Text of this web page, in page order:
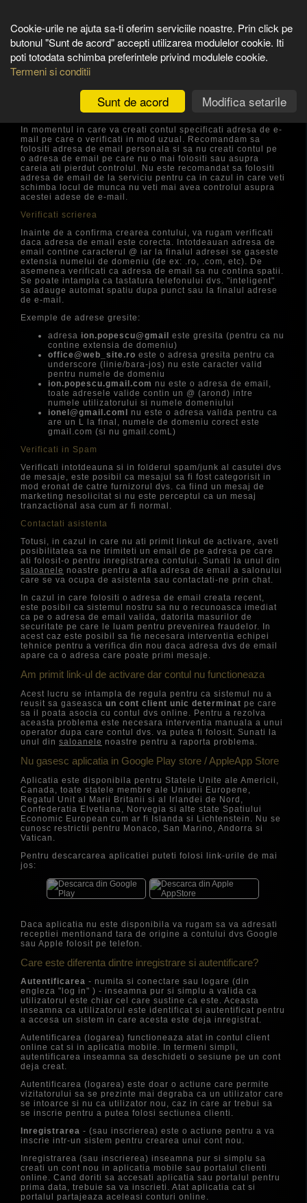
Cookie-urile ne ajuta sa-ti oferim serviciile noastre. Prin click pe
butonul "Sunt de acord" accepti utilizarea modulelor cookie. Iti
poti totodata schimba preferintele privind modulele cookie.
Termeni si conditii
Modifica setarile
Sunt de acord
Intrebari frecvente
Nu am primit link-ul pentru confirmarea adresei de email
In momentul in care va creati contul specificati adresa de e-
mail pe care o verificati in mod uzual. Recomandam sa
folositi adresa de email personala si sa nu creati contul pe
o adresa de email pe care nu o mai folositi sau asupra
careia ati pierdut controlul. Nu este recomandat sa folositi
adresa de email de la serviciu pentru ca in cazul in care veti
schimba locul de munca nu veti mai avea controlul asupra
acestei adese de e-mail.
Verificati scrierea
Inainte de a confirma crearea contului, va rugam verificati
daca adresa de email este corecta. Intotdeauan adresa de
email contine caracterul @ iar la finalul adresei se gaseste
extensia numelui de domeniu (de ex: .ro, .com, etc). De
asemenea verificati ca adresa de email sa nu contina spatii.
Se poate intampla ca tastatura telefonului dvs. "inteligent"
sa adauge automat spatiu dupa punct sau la finalul adrese
de e-mail.
Exemple de adrese gresite:
adresa ion.popescu@gmail este gresita (pentru ca nu
contine extensia de domeniu)
office@web_site.ro este o adresa gresita pentru ca
underscore (linie/bara-jos) nu este caracter valid
pentru numele de domeniu
ion.popescu.gmail.com nu este o adresa de email,
toate adresele valide contin un @ (arond) intre
numele utilizatorului si numele domeniului
ionel@gmail.coml nu este o adresa valida pentru ca
are un L la final, numele de domeniu corect este
gmail.com (si nu gmail.comL)
Verificati in Spam
Verificati intotdeauna si in folderul spam/junk al casutei dvs
de mesaje, este posibil ca mesajul sa fi fost categorisit in
mod eronat de catre furnizorul dvs. ca fiind un mesaj de
marketing nesolicitat si nu este perceptul ca un mesaj
tranzactional asa cum ar fi normal.
Contactati asistenta
Totusi, in cazul in care nu ati primit linkul de activare, aveti
posibilitatea sa ne trimiteti un email de pe adresa pe care
ati folosit-o pentru inregistrarea contului. Sunati la unul din
saloanele noastre pentru a afla adresa de email a salonului
care se va ocupa de asistenta sau contactati-ne prin chat.
In cazul in care folositi o adresa de email creata recent,
este posibil ca sistemul nostru sa nu o recunoasca imediat
ca pe o adresa de email valida, datorita masurilor de
securitate pe care le luam pentru prevenirea fraudelor. In
acest caz este posibil sa fie necesara interventia echipei
tehnice pentru a verifica din nou daca adresa dvs de email
apare ca o adresa care poate primi mesaje.
Am primit link-ul de activare dar contul nu functioneaza
Acest lucru se intampla de regula pentru ca sistemul nu a
reusit sa gaseasca un cont client unic determinat pe care
sa il poata asocia cu contul dvs online. Pentru a rezolva
aceasta problema este necesara interventia manuala a unui
operator dupa care contul dvs. va putea fi folosit. Sunati la
unul din saloanele noastre pentru a raporta problema.
Nu gasesc aplicatia in Google Play store / AppleApp Store
Aplicatia este disponibila pentru Statele Unite ale Americii,
Canada, toate statele membre ale Uniunii Europene,
Regatul Unit al Marii Britanii si al Irlandei de Nord,
Confederatia Elvetiana, Norvegia si alte state Spatiului
Economic European cum ar fi Islanda si Lichtenstein. Nu se
cunosc restrictii pentru Monaco, San Marino, Andorra si
Vatican.
Pentru descarcarea aplicatiei puteti folosi link-urile de mai
jos:
Daca aplicatia nu este disponibila va rugam sa va adresati
receptiei mentionand tara de origine a contului dvs Google
sau Apple folosit pe telefon.
Care este diferenta dintre inregistrare si autentificare?
Autentificarea - numita si conectare sau logare (din
engleza "log in" ) - inseamna pur si simplu a valida ca
utilizatorul este chiar cel care sustine ca este. Aceasta
inseamna ca utilizatorul este identificat si autentificat pentru
a accesa un sistem in care acesta este deja inregistrat.
Autentificarea (logarea) functioneaza atat in contul client
online cat si in aplicatia mobile. In termeni simpli,
autentificarea inseamna sa deschideti o sesiune pe un cont
deja creat.
Autentificarea (logarea) este doar o actiune care permite
vizitatorului sa se prezinte mai degraba ca un utilizator care
se intoarce si nu ca utilizator nou, caz in care ar trebui sa
se inscrie pentru a putea folosi sectiunea clienti.
Inregistrarea - (sau inscrierea) este o actiune pentru a va
inscrie intr-un sistem pentru crearea unui cont nou.
Inregistrarea (sau inscrierea) inseamna pur si simplu sa
creati un cont nou in aplicatia mobile sau portalul clienti
online. Cand doriti sa accesati aplicatia sau portalul pentru
prima data, trebuie sa va inscrieti. Atat aplicatia cat si
portalul partajeaza aceleasi conturi online.